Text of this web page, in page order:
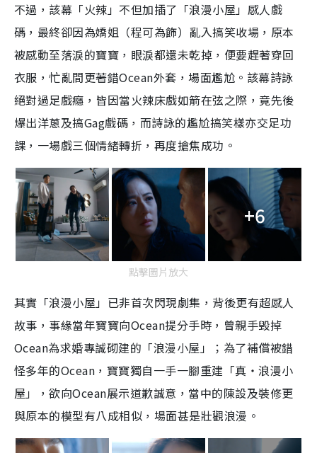
不過，該幕「火辣」不但加插了「浪漫小屋」感人戲
碼，最終卻因為嬌姐（程可為飾）亂入搞笑收場，原本
被感動至落淚的寶寶，眼淚都還未乾掉，便要趕著穿回
衣服，忙亂間更著錯Ocean外套，場面尷尬。該幕詩詠
絕對過足戲癮，皆因當火辣床戲如箭在弦之際，竟先後
爆出洋蔥及搞Gag戲碼，而詩詠的尷尬搞笑樣亦交足功
課，一場戲三個情緒轉折，再度搶焦成功。
+6
點擊圖片放大
其實「浪漫小屋」已非首次閃現劇集，背後更有超感人
故事，事緣當年寶寶向Ocean提分手時，曾親手毁掉
Ocean為求婚專誠砌建的「浪漫小屋」；為了補償被錯
怪多年的Ocean，寶寶獨自一手一腳重建「真‧浪漫小
屋」，欲向Ocean展示道歉誠意，當中的陳設及裝修更
與原本的模型有八成相似，場面甚是壯觀浪漫。